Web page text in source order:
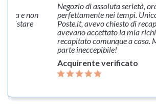
e non
Negozio di assoluta serietà,
perfettamente nei tempi.
Poste.it, avevo chiesto di
avevano accettato la mia
recapitato comunque a casa.
parte ineccepibile!
Acquirente verificato